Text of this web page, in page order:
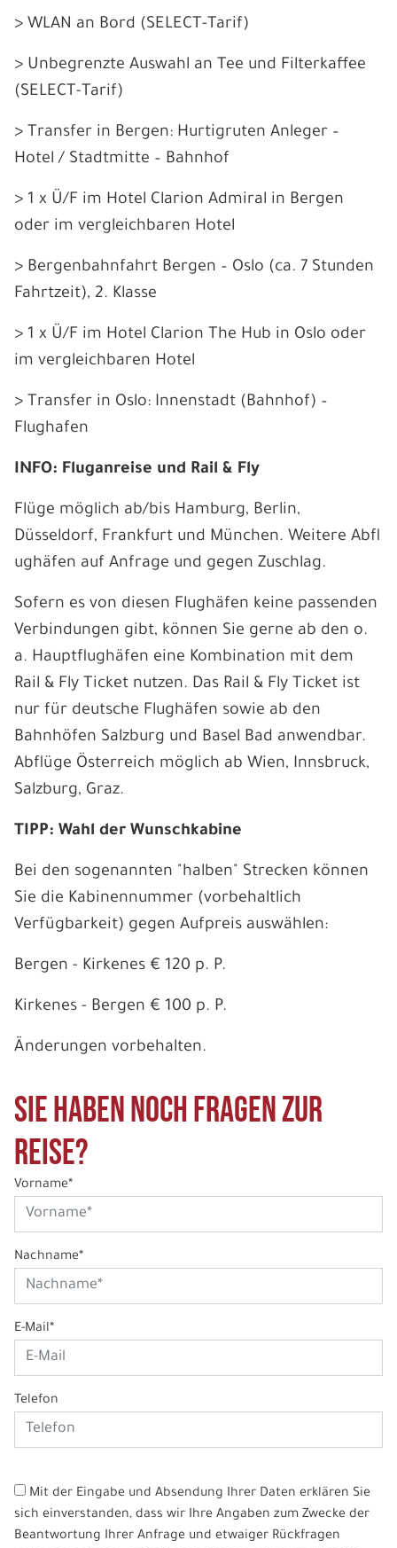
> WLAN an Bord (SELECT-Tarif)
> Unbegrenzte Auswahl an Tee und Filterkaffee
(SELECT-Tarif)
> Transfer in Bergen: Hurtigruten Anleger –
Hotel / Stadtmitte – Bahnhof
> 1 x Ü/F im Hotel Clarion Admiral in Bergen
oder im vergleichbaren Hotel
> Bergenbahnfahrt Bergen – Oslo (ca. 7 Stunden
Fahrtzeit), 2. Klasse
> 1 x Ü/F im Hotel Clarion The Hub in Oslo oder
im vergleichbaren Hotel
> Transfer in Oslo: Innenstadt (Bahnhof) –
Flughafen
INFO: Fluganreise und Rail & Fly
Flüge möglich ab/bis Hamburg, Berlin,
Düsseldorf, Frankfurt und München. Weitere Abfl
ughäfen auf Anfrage und gegen Zuschlag.
Sofern es von diesen Flughäfen keine passenden
Verbindungen gibt, können Sie gerne ab den o.
a. Hauptflughäfen eine Kombination mit dem
Rail & Fly Ticket nutzen. Das Rail & Fly Ticket ist
nur für deutsche Flughäfen sowie ab den
Bahnhöfen Salzburg und Basel Bad anwendbar.
Abflüge Österreich möglich ab Wien, Innsbruck,
Salzburg, Graz.
TIPP: Wahl der Wunschkabine
Bei den sogenannten "halben" Strecken können
Sie die Kabinennummer (vorbehaltlich
Verfügbarkeit) gegen Aufpreis auswählen:
Bergen - Kirkenes € 120 p. P.
Kirkenes - Bergen € 100 p. P.
Änderungen vorbehalten.
Sie haben noch Fragen zur
Reise?
Vorname*
Nachname*
E-Mail*
Telefon
Mit der Eingabe und Absendung Ihrer Daten erklären Sie
sich einverstanden, dass wir Ihre Angaben zum Zwecke der
Beantwortung Ihrer Anfrage und etwaiger Rückfragen